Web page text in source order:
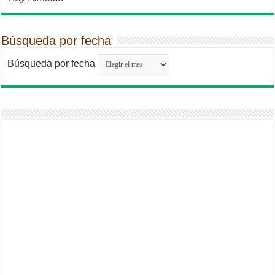
Búsqueda por fecha
Búsqueda por fecha